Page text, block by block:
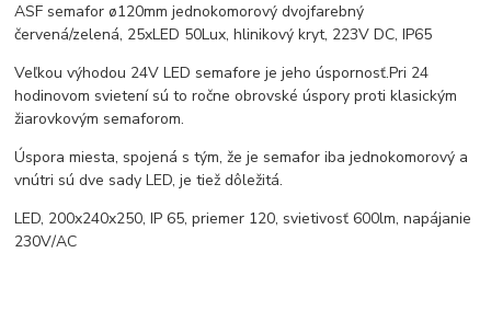
ASF semafor ø120mm jednokomorový dvojfarebný
červená/zelená, 25xLED 50Lux, hlinikový kryt, 223V DC, IP65
Veľkou výhodou 24V LED semafore je jeho úspornosť.Pri 24
hodinovom svietení sú to ročne obrovské úspory proti klasickým
žiarovkovým semaforom.
Úspora miesta, spojená s tým, že je semafor iba jednokomorový a
vnútri sú dve sady LED, je tiež dôležitá.
LED, 200x240x250, IP 65, priemer 120, svietivosť 600lm, napájanie
230V/AC